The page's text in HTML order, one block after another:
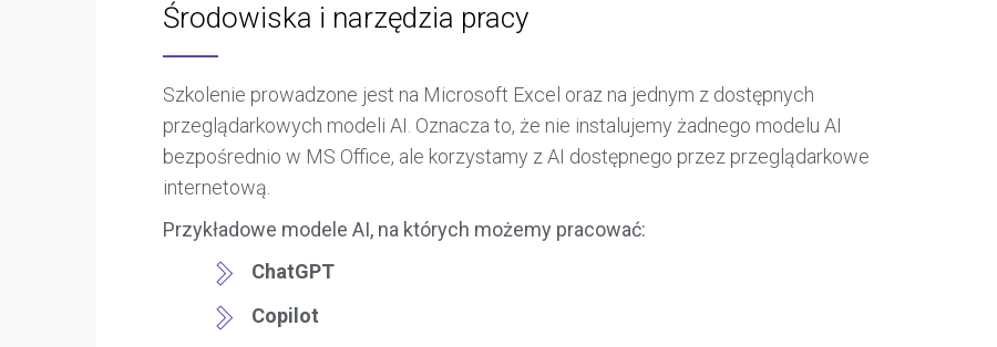
Środowiska i narzędzia pracy
Szkolenie prowadzone jest na Microsoft Excel oraz na jednym z dostępnych
przeglądarkowych modeli AI. Oznacza to, że nie instalujemy żadnego modelu AI
bezpośrednio w MS Office, ale korzystamy z AI dostępnego przez przeglądarkowe
internetową.
Przykładowe modele AI, na których możemy pracować:
ChatGPT
Copilot